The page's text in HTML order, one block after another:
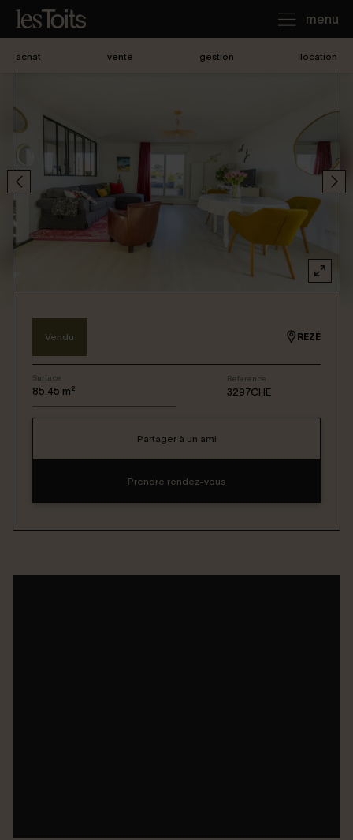
menu
Je loue
Je vends
Connexion / Inscription
achat vente gestion location
Vendu REZÉ
Surface
85.45 m²
Reference
3297CHE
Partager à un ami
Prendre rendez-vous